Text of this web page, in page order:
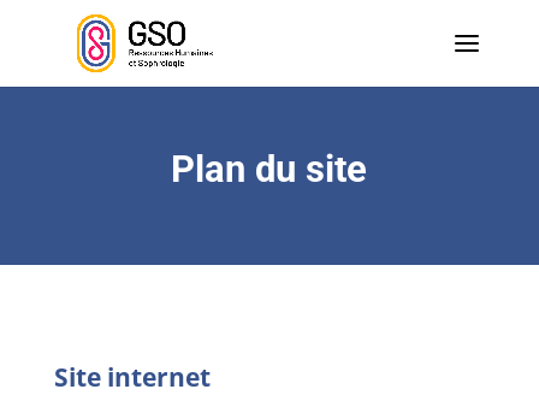
Plan du site
Site internet